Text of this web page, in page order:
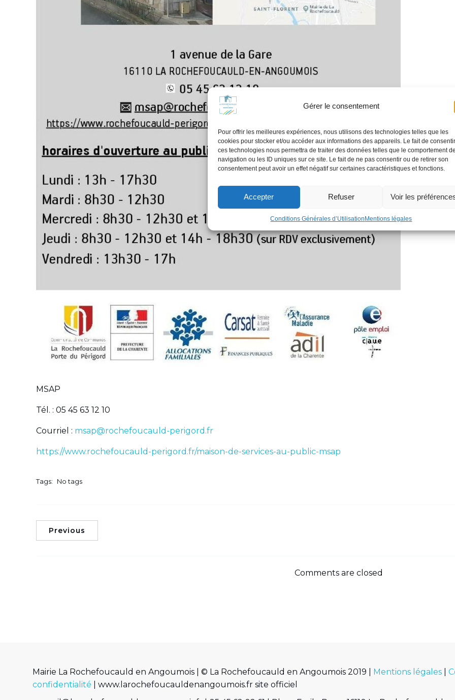
Gérer le consentement
Pour offrir les meilleures expériences, nous utilisons des technologies telles que les
cookies pour stocker et/ou accéder aux informations des appareils. Le fait de
ces technologies nous permettra de traiter des données telles que le comportement de
navigation ou les ID uniques sur ce site. Le fait de ne pas consentir ou de retirer son
consentement peut avoir un effet négatif sur certaines caractéristiques et fonctions.
Accepter Refuser Voir les
Conditions Générales d’UtilisationMentions légales
MSAP
Tél. : 05 45 63 12 10
Courriel : msap@rochefoucauld-perigord.fr
https://www.rochefoucauld-perigord.fr/maison-de-services-au-public-msap
Tags: No tags
Previous
Comments are closed
Mairie La Rochefoucauld en Angoumois | © La Rochefoucauld en Angoumois 2019 | Mentions légales
confidentialité | www.larochefoucauldenangoumois.fr site officiel